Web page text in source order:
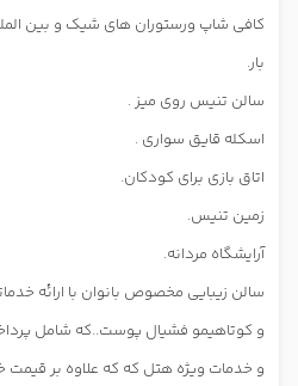
کافی شاپ ورستوران های شیک و بین
بار.
سالن تنیس روی میز .
اسکله قایق سواری .
اتاق بازی برای کودکان.
زمین تنیس.
آرایشگاه مردانه.
سالن زیبایی مخصوص بانوان با ارائه
و کوتاهیمو فشیال پوست..که شامل
و خدمات ویژه هتل که که علاوه بر